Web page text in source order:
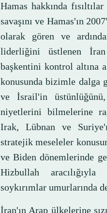
Hamas hakkında
savaşını ve Hamas'ın
olarak gören ve
liderliğini üstlenen
başkentini kontrol altına
konusunda bizimle dalga
ve İsrail'in
niyetlerini bilmelerine
Irak, Lübnan ve
stratejik meseleler
ve Biden dönemlerinde
Hizbullah
soykırımlar umurlarında
İran'ın Arap ülkelerine